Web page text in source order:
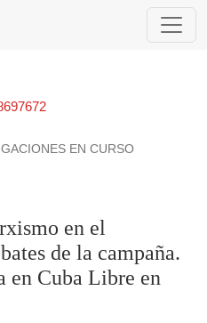
el pensamiento y los
EN CURSO
en el
de la campaña.
en Cuba Libre en